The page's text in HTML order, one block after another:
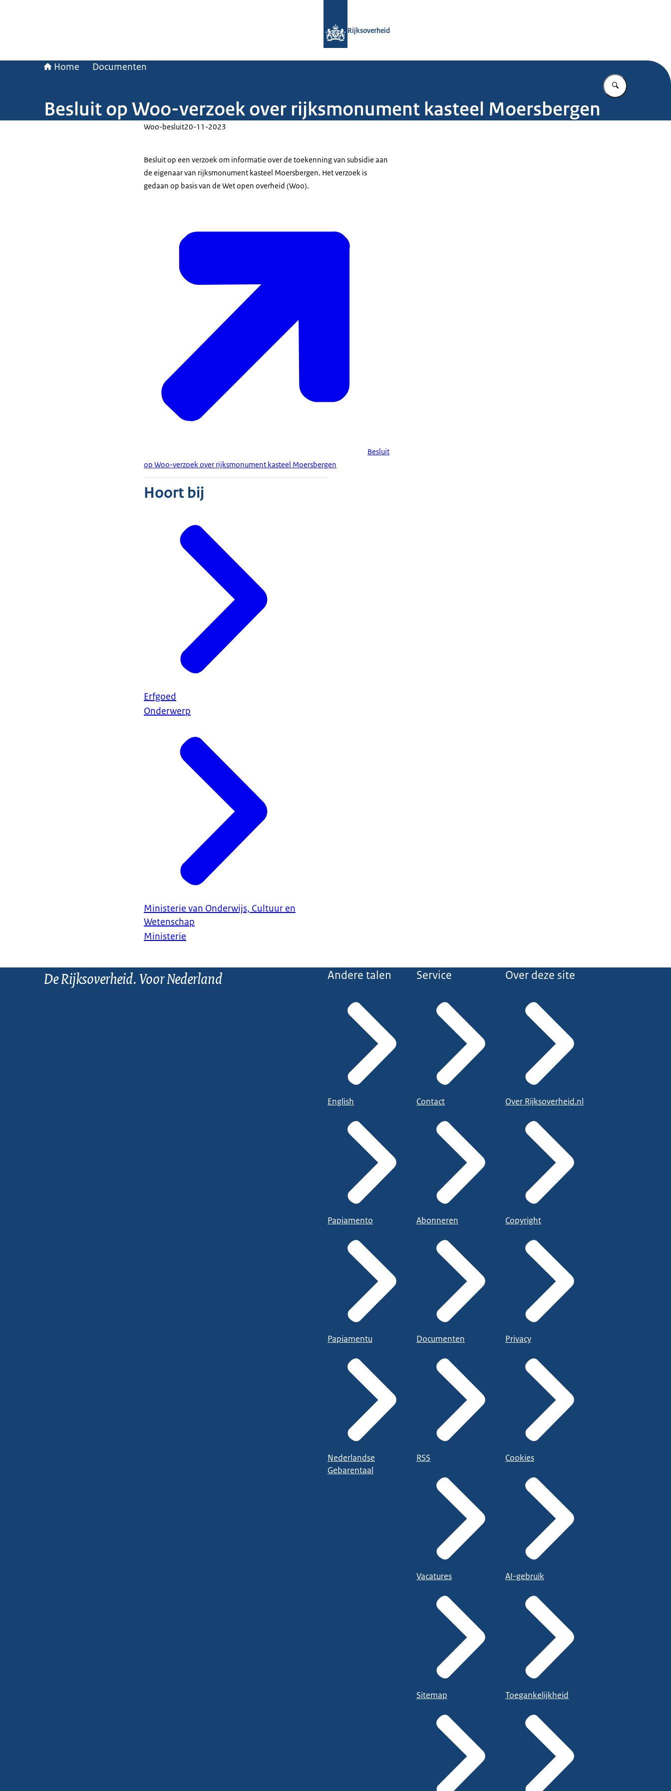
Rijksoverheid
Home Documenten
Vul in wat u
Besluit op Woo-verzoek over rijksmonument kasteel Moersbergen
Woo-besluit20-11-2023
Besluit op een verzoek om informatie over de toekenning van subsidie aan
de eigenaar van rijksmonument kasteel Moersbergen. Het verzoek is
gedaan op basis van de Wet open overheid (Woo).
Besluit
op Woo-verzoek over rijksmonument kasteel Moersbergen
Hoort bij
Erfgoed
Onderwerp
Ministerie van Onderwijs, Cultuur en
Wetenschap
Ministerie
De Rijksoverheid. Voor Nederland Andere talen
English
Papiamento
Papiamentu
Nederlandse
Gebarentaal
Service
Contact
Abonneren
Documenten
RSS
Vacatures
Sitemap
Over deze site
Over Rijksoverheid.nl
Copyright
Privacy
Cookies
AI-gebruik
Toegankelijkheid